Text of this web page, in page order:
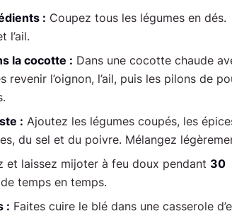
: Coupez tous les légumes en dés.
l’ail.
la cocotte : Dans une cocotte chaude
revenir l’oignon, l’ail, puis les pilons de
: Ajoutez les légumes coupés, les
du sel et du poivre. Mélangez
et laissez mijoter à feu doux pendant 30
temps en temps.
: Faites cuire le blé dans une casserole